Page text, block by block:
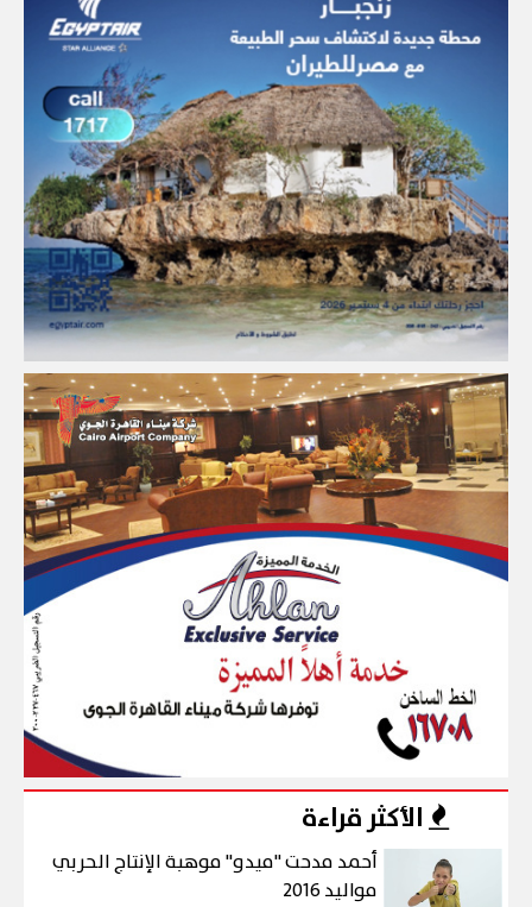
الأكثر قراءة
أحمد مدحت "ميدو" موهبة الإنتاج الحربي
مواليد 2016